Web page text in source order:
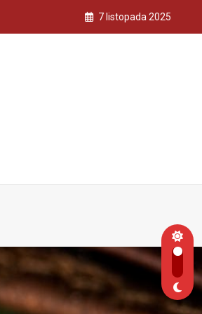
7 listopada 2025